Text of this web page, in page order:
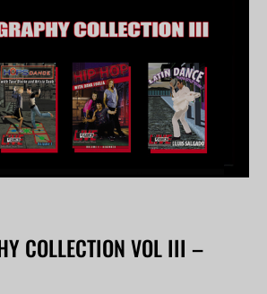
COLLECTION VOL III –